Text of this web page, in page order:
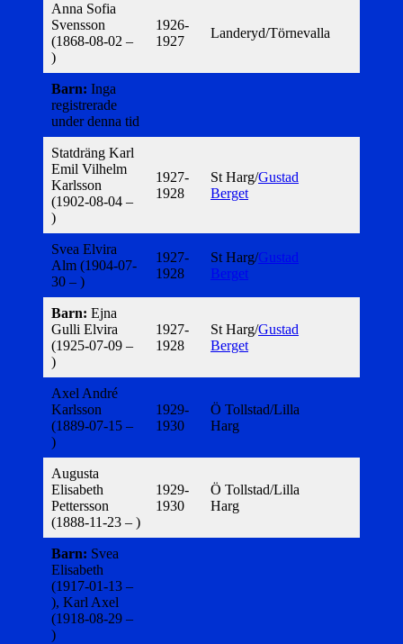
Anna Sofia
Svensson
(1868-08-02 –
)
1926-
1927
Landeryd/Törnevalla
Barn: Inga
registrerade
under denna tid
Statdräng Karl
Emil Vilhelm
Karlsson
(1902-08-04 –
)
1927-
1928
St Harg/Gustad
Berget
Svea Elvira
Alm (1904-07-
30 – )
1927-
1928
St Harg/Gustad
Berget
Barn: Ejna
Gulli Elvira
(1925-07-09 –
)
1927-
1928
St Harg/Gustad
Berget
Axel André
Karlsson
(1889-07-15 –
)
1929-
1930
Ö Tollstad/Lilla
Harg
Augusta
Elisabeth
Pettersson
(1888-11-23 – )
1929-
1930
Ö Tollstad/Lilla
Harg
Barn: Svea
Elisabeth
(1917-01-13 –
), Karl Axel
(1918-08-29 –
)